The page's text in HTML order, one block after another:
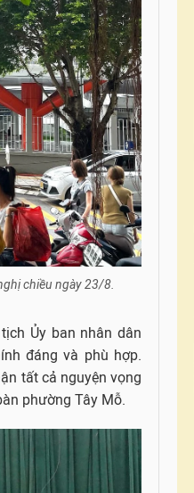
chiều ngày 23/8.
Ủy ban nhân dân
đáng và phù hợp.
tất cả nguyện vọng
phường Tây Mỗ.